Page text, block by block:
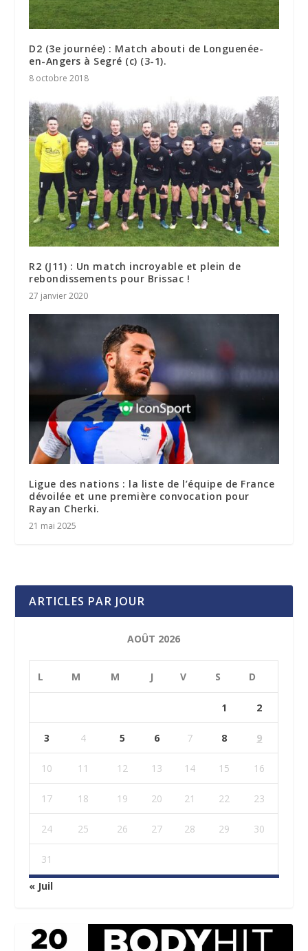
D2 (3e journée) : Match abouti de Longuenée-
en-Angers à Segré (c) (3-1).
8 octobre 2018
R2 (J11) : Un match incroyable et plein de
rebondissements pour Brissac !
27 janvier 2020
Ligue des nations : la liste de l’équipe de France
dévoilée et une première convocation pour
Rayan Cherki.
21 mai 2025
ARTICLES PAR JOUR
AOÛT 2026
L M M J V S D
1 2
3 4 5 6 7 8 9
10 11 12 13 14 15 16
17 18 19 20 21 22 23
24 25 26 27 28 29 30
31
« Juil